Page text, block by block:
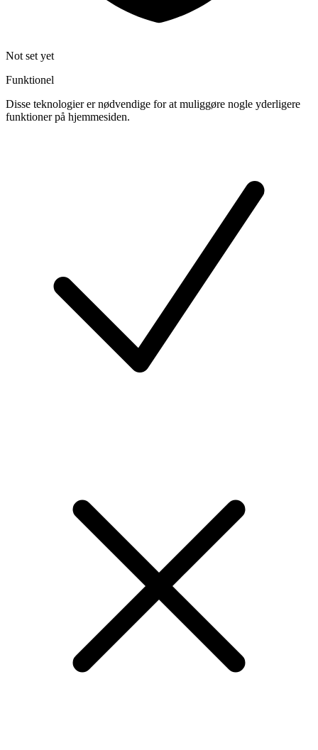
Not set yet
Funktionel
Disse teknologier er nødvendige for at muliggøre nogle yderligere
funktioner på hjemmesiden.